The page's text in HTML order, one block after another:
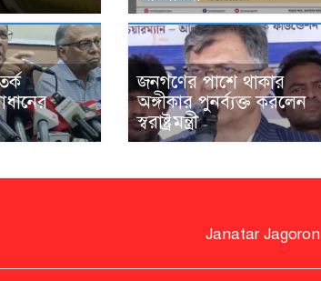
জনগণের পাশে থাকার
অঙ্গীকার পুনর্ব্যক্ত করলেন
স্বরাষ্ট্রমন্ত্রী
Janatar Jagoron